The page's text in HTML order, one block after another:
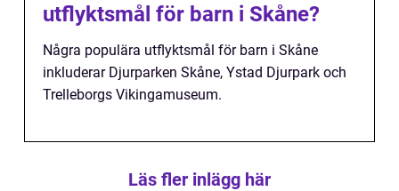
utflyktsmål för barn i Skåne?
Några populära utflyktsmål för barn i Skåne
inkluderar Djurparken Skåne, Ystad Djurpark och
Trelleborgs Vikingamuseum.
Läs fler inlägg här